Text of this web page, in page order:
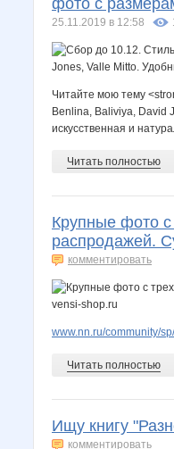
25.11.2019 в 12:58
Читайте мою тему
Benlina, Baliviya, David
искусственная и
Читать полностью
Крупные фото
распродажей.
комментировать
www.nn.ru/community/
Читать полностью
Ищу книгу
комментировать